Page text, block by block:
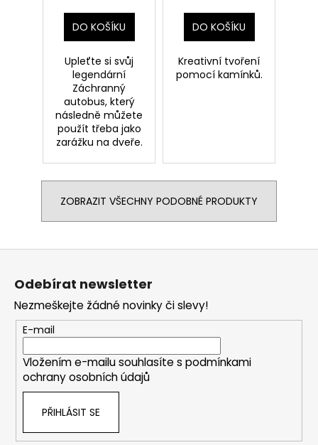
DO KOŠÍKU
Upleťte si svůj
legendární
Záchranný
autobus, který
následně můžete
použít třeba jako
zarážku na dveře.
DO KOŠÍKU
Kreativní tvoření
pomocí kamínků.
ZOBRAZIT VŠECHNY PODOBNÉ PRODUKTY
Z
Odebírat newsletter
Nezmeškejte žádné novinky či slevy!
E-mail
Vložením e-mailu souhlasíte s podmínkami
ochrany osobních údajů
PŘIHLÁSIT SE